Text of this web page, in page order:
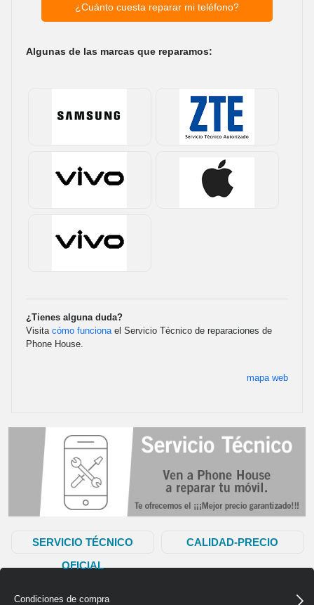
¿Cuánto cuesta reparar mi teléfono?
Algunas de las marcas que reparamos:
¿Tienes alguna duda?
Visita cómo funciona el Servicio Técnico de reparaciones de
Phone House.
mapa web
SERVICIO TÉCNICO
OFICIAL
CALIDAD-PRECIO
Condiciones de compra